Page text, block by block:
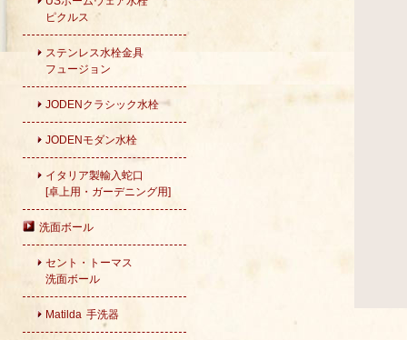
ピクルス
ステンレス水栓金具
フュージョン
JODENクラシック水栓
JODENモダン水栓
イタリア製輸入蛇口
[卓上用・ガーデニング用]
洗面ボール
セント・トーマス
洗面ボール
Matilda 手洗器